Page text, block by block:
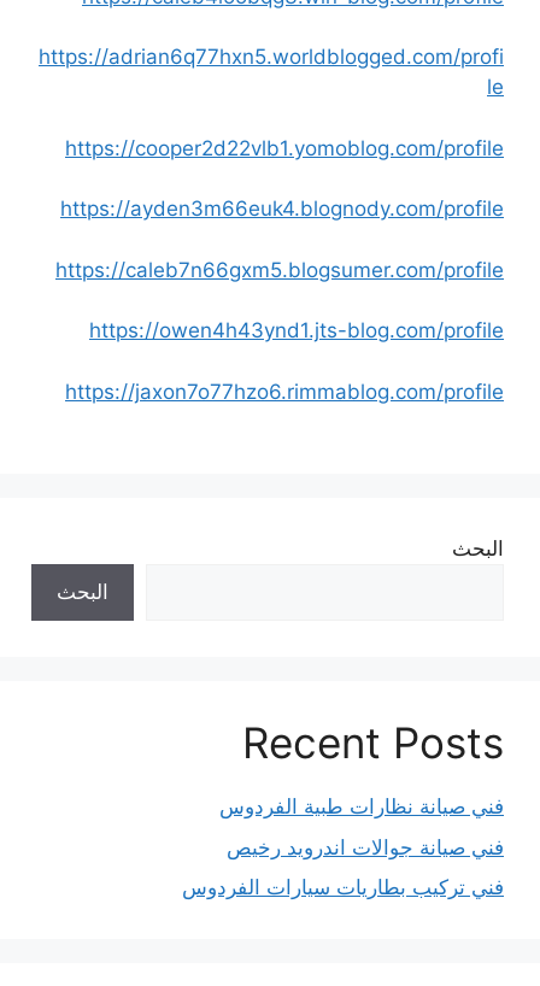
https://adrian6q77hxn5.worldblogged.com/profi
le
https://cooper2d22vlb1.yomoblog.com/profile
https://ayden3m66euk4.blognody.com/profile
https://caleb7n66gxm5.blogsumer.com/profile
https://owen4h43ynd1.jts-blog.com/profile
https://jaxon7o77hzo6.rimmablog.com/profile
البحث
البحث
Recent Posts
فني صيانة نظارات طبية الفردوس
فني صيانة جوالات اندرويد رخيص
فني تركيب بطاريات سيارات الفردوس